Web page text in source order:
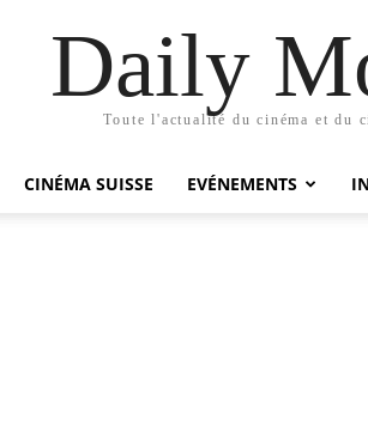
Daily
Toute l'actualité du cinéma et du
CINÉMA SUISSE EVÉNEMENTS